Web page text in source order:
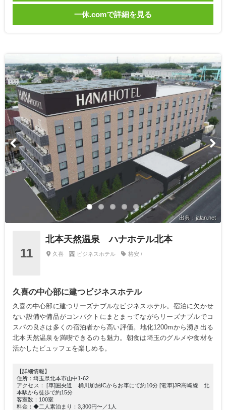
一休.comで詳細を見る
出典：jalan.net
11
北本天然温泉 ハナホテル北本
久喜 ビジネスホテル 格安 /
久喜の中心部に建つビジネスホテル
久喜の中心部に建つリーズナブルなビジネスホテル。宿泊に欠かせ
ない設備や備品がコンパクトにまとまってながらリーズナブルでコ
スパの良さは多くの宿泊者から高い評価。地化1200mから湧き出る
北本天然温泉を満喫できるのも魅力。朝食は埼玉のグルメや食材を
活かしたビュッフェを楽しめる。
【詳細情報】
住所：埼玉県北本市山中1-62
アクセス： [車]圏央道 桶川加納ICからお車にて約10分 [電車]JR高崎線 北
本駅から徒歩で約15分
客室数：100室
料金：◆二人素泊まり：3,300円〜／1人